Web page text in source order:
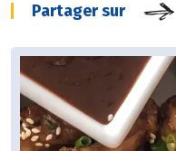
Partager sur